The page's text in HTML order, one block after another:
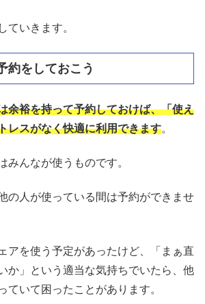
ていきます。
約をしておこう
余裕を持って予約しておけば、「使え
レスがなく快適に利用できます。
みんなが使うものです。
の人が使っている間は予約ができませ
アを使う予定があったけど、「まぁ直
か」という適当な気持ちでいたら、他
ていて困ったことがあります。